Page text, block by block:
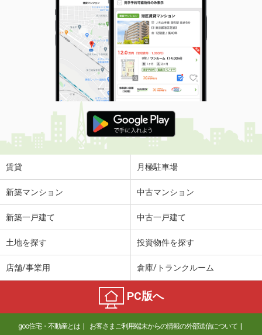
賃貸 月極駐車場
新築マンション 中古マンション
新築一戸建て 中古一戸建て
土地を探す 投資物件を探す
店舗/事業用 倉庫/トランクルーム
PC版へ
goo住宅・不動産とは お客さまご利用端末からの情報の外部送信について